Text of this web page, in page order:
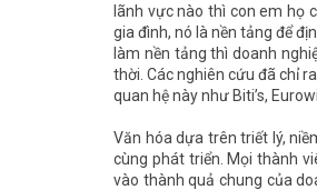
lãnh vực nào thì con em họ
gia đình, nó là nền tảng để
làm nền tảng thì doanh
thời. Các nghiên cứu đã chỉ
quan hệ này như Biti’s,
Văn hóa dựa trên triết lý,
cùng phát triển. Mọi thành
vào thành quả chung của